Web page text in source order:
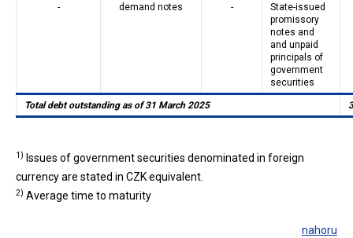
- demand notes -
State-issued
promissory
notes and
and unpaid
principals of
government
securities
Total debt outstanding as of 31 March 2025
1) Issues of government securities denominated in foreign
currency are stated in CZK equivalent.
2) Average time to maturity
nahoru